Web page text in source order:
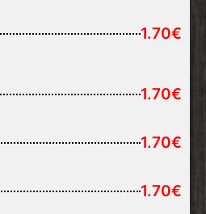
1.70€
1.70€
1.70€
1.70€